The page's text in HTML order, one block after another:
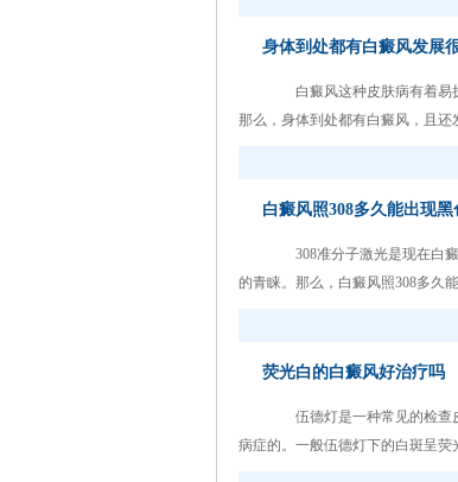
身体到处都有白癜风发展
白癜风这种皮肤病有着易扩
那么，身体到处都有白癜风，且还
白癜风照308多久能出现黑
308准分子激光是现在白癜
的青睐。那么，白癜风照308多久
荧光白的白癜风好治疗吗
伍德灯是一种常见的检查皮
病症的。一般伍德灯下的白斑呈